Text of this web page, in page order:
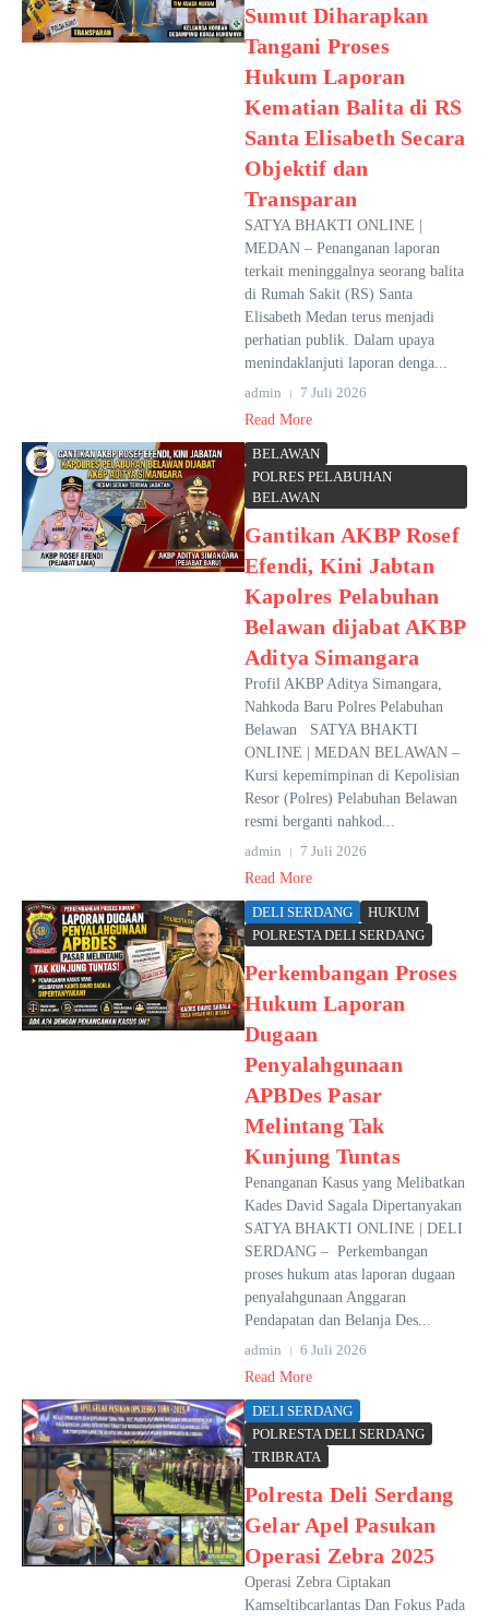
Sumut Diharapkan
Tangani Proses
Hukum Laporan
Kematian Balita di RS
Santa Elisabeth Secara
Objektif dan
Transparan
SATYA BHAKTI ONLINE |
MEDAN – Penanganan laporan
terkait meninggalnya seorang balita
di Rumah Sakit (RS) Santa
Elisabeth Medan terus menjadi
perhatian publik. Dalam upaya
menindaklanjuti laporan denga...
admin
7 Juli 2026
Read More
BELAWAN
POLRES PELABUHAN
BELAWAN
Gantikan AKBP Rosef
Efendi, Kini Jabtan
Kapolres Pelabuhan
Belawan dijabat AKBP
Aditya Simangara
Profil AKBP Aditya Simangara,
Nahkoda Baru Polres Pelabuhan
Belawan SATYA BHAKTI
ONLINE | MEDAN BELAWAN –
Kursi kepemimpinan di Kepolisian
Resor (Polres) Pelabuhan Belawan
resmi berganti nahkod...
admin
7 Juli 2026
Read More
DELI SERDANG
HUKUM
POLRESTA DELI SERDANG
Perkembangan Proses
Hukum Laporan
Dugaan
Penyalahgunaan
APBDes Pasar
Melintang Tak
Kunjung Tuntas
Penanganan Kasus yang Melibatkan
Kades David Sagala Dipertanyakan
SATYA BHAKTI ONLINE | DELI
SERDANG – Perkembangan
proses hukum atas laporan dugaan
penyalahgunaan Anggaran
Pendapatan dan Belanja Des...
admin
6 Juli 2026
Read More
DELI SERDANG
POLRESTA DELI SERDANG
TRIBRATA
Polresta Deli Serdang
Gelar Apel Pasukan
Operasi Zebra 2025
Operasi Zebra Ciptakan
Kamseltibcarlantas Dan Fokus Pada